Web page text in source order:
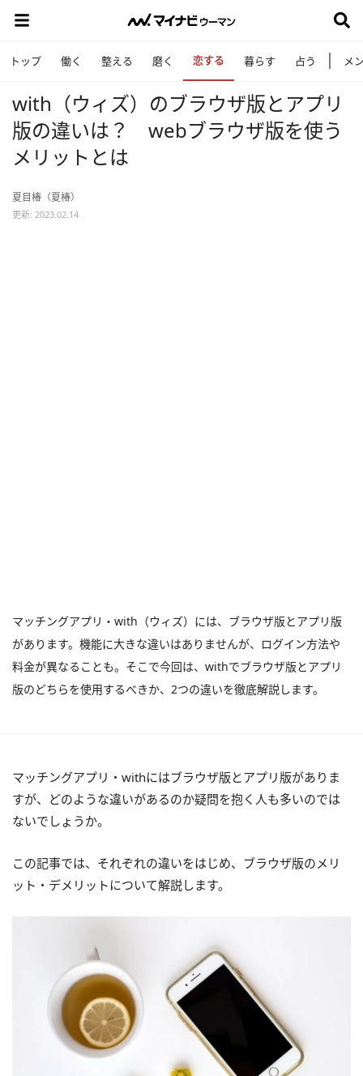
トップ 働く 整える 磨く 恋する 暮らす 占う メ
with（ウィズ）のブラウザ版とアプリ
版の違いは？ webブラウザ版を使う
メリットとは
夏目椿（夏椿）
更新: 2023.02.14
マッチングアプリ・with（ウィズ）には、ブラウザ版とアプリ版
があります。機能に大きな違いはありませんが、ログイン方法や
料金が異なることも。そこで今回は、withでブラウザ版とアプリ
版のどちらを使用するべきか、2つの違いを徹底解説します。
マッチングアプリ・withにはブラウザ版とアプリ版がありま
すが、どのような違いがあるのか疑問を抱く人も多いのでは
ないでしょうか。
この記事では、それぞれの違いをはじめ、ブラウザ版のメリ
ット・デメリットについて解説します。